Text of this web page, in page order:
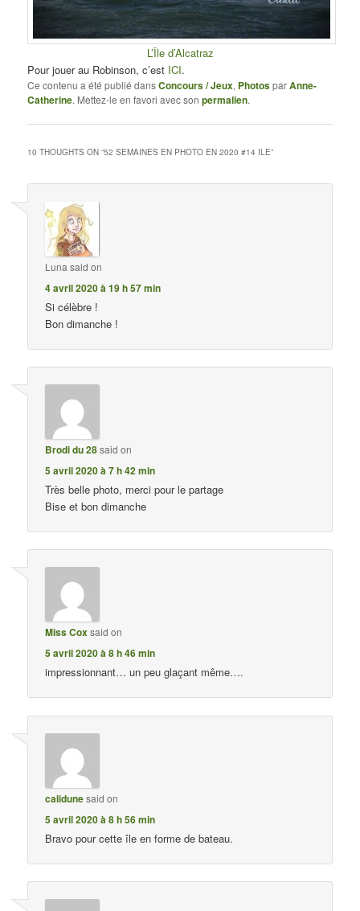
L’Île d’Alcatraz
Pour jouer au Robinson, c’est ICI.
Ce contenu a été publié dansConcours / Jeux, PhotosparAnne-
Catherine. Mettez-le en favori avec sonpermalien.
10 THOUGHTS ON “52 SEMAINES EN PHOTO EN 2020 #14 ILE”
Luna said on
4 avril 2020 à 19 h 57 min
Si célèbre !
Bon dimanche !
Brodi du 28said on
5 avril 2020 à 7 h 42 min
Très belle photo, merci pour le partage
Bise et bon dimanche
Miss Coxsaid on
5 avril 2020 à 8 h 46 min
impressionnant… un peu glaçant même….
calidunesaid on
5 avril 2020 à 8 h 56 min
Bravo pour cette île en forme de bateau.